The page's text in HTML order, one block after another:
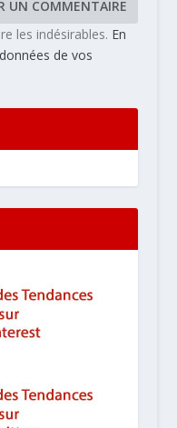
les indésirables. En
de vos